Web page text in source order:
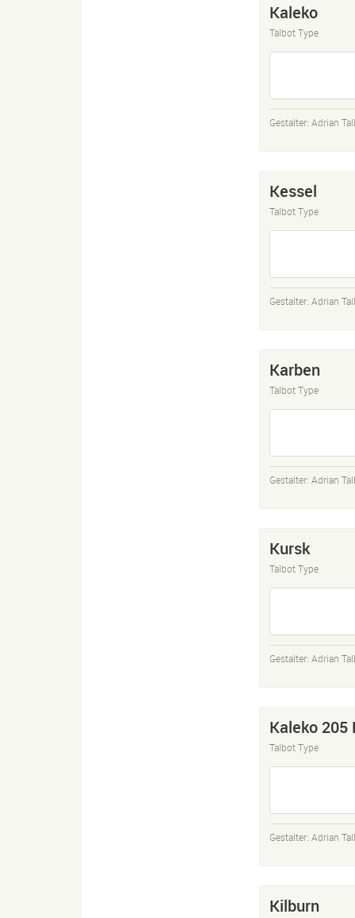
Kaleko
Talbot Type
Gestalter: Adrian
Kessel
Talbot Type
Gestalter: Adrian
Karben
Talbot Type
Gestalter: Adrian
Kursk
Talbot Type
Gestalter: Adrian
Kaleko 205
Talbot Type
Gestalter: Adrian
Kilburn